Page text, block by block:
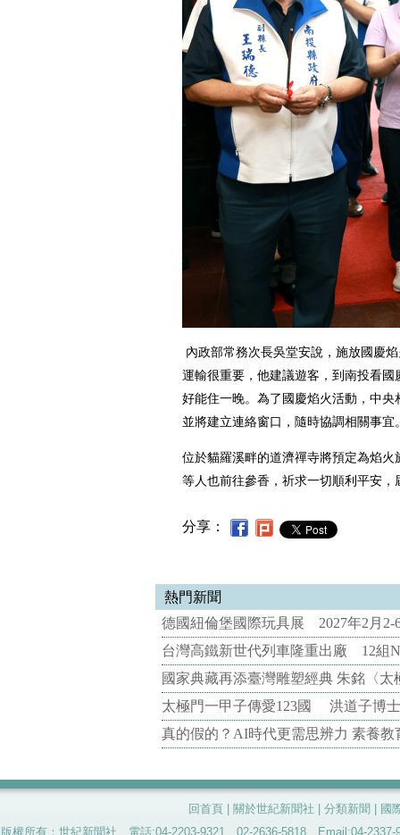
內政部常務次長吳堂安說，施放國慶
運輸很重要，他建議遊客，到南投看
好能住一晚。為了國慶焰火活動，中
並將建立連絡窗口，隨時協調相關事宜
位於貓羅溪畔的道濟禪寺將預定為焰
等人也前往參香，祈求一切順利平安
分享：
熱門新聞
德國紐倫堡國際玩具展 2027年2月2-
台灣高鐵新世代列車隆重出廠 12組
國家典藏再添臺灣雕塑經典 朱銘〈
太極門一甲子傳愛123國 洪道子博
真的假的？AI時代更需思辨力 素養
回首頁 關於世紀新聞社 分類新聞
國
版權所有：世紀新聞社 電話:04-2203-9321、02-2636-5818 Email:04-